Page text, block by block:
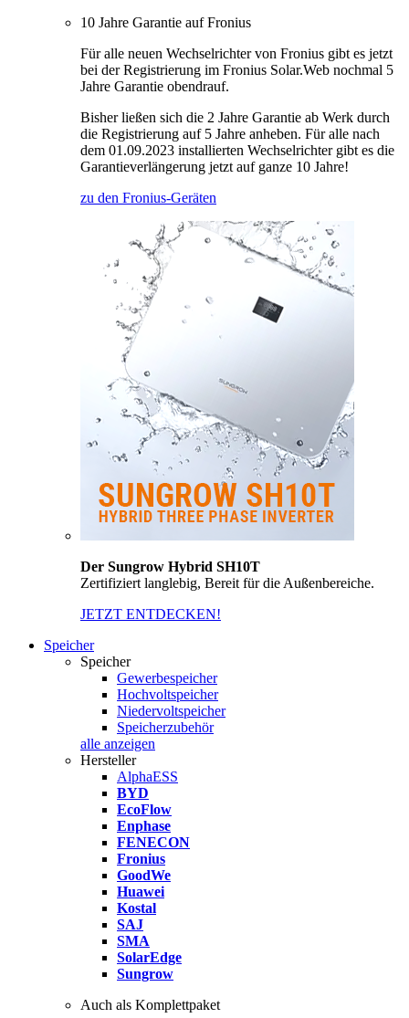
10 Jahre Garantie auf Fronius
Für alle neuen Wechselrichter von Fronius gibt es jetzt
bei der Registrierung im Fronius Solar.Web nochmal 5
Jahre Garantie obendrauf.
Bisher ließen sich die 2 Jahre Garantie ab Werk durch
die Registrierung auf 5 Jahre anheben. Für alle nach
dem 01.09.2023 installierten Wechselrichter gibt es die
Garantieverlängerung jetzt auf ganze 10 Jahre!
zu den Fronius-Geräten
Der Sungrow Hybrid SH10T
Zertifiziert langlebig, Bereit für die Außenbereiche.
JETZT ENTDECKEN!
Speicher
Speicher
Gewerbespeicher
Hochvoltspeicher
Niedervoltspeicher
Speicherzubehör
alle anzeigen
Hersteller
AlphaESS
BYD
EcoFlow
Enphase
FENECON
Fronius
GoodWe
Huawei
Kostal
SAJ
SMA
SolarEdge
Sungrow
Auch als Komplettpaket